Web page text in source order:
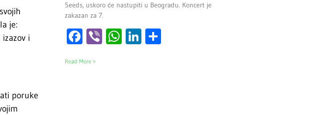
je:
i
poruke
Seeds, uskoro će nastupiti u Beogradu. Koncert je
zakazan za 7.
Facebook
ViberWhatsApp
LinkedIn
Read More »